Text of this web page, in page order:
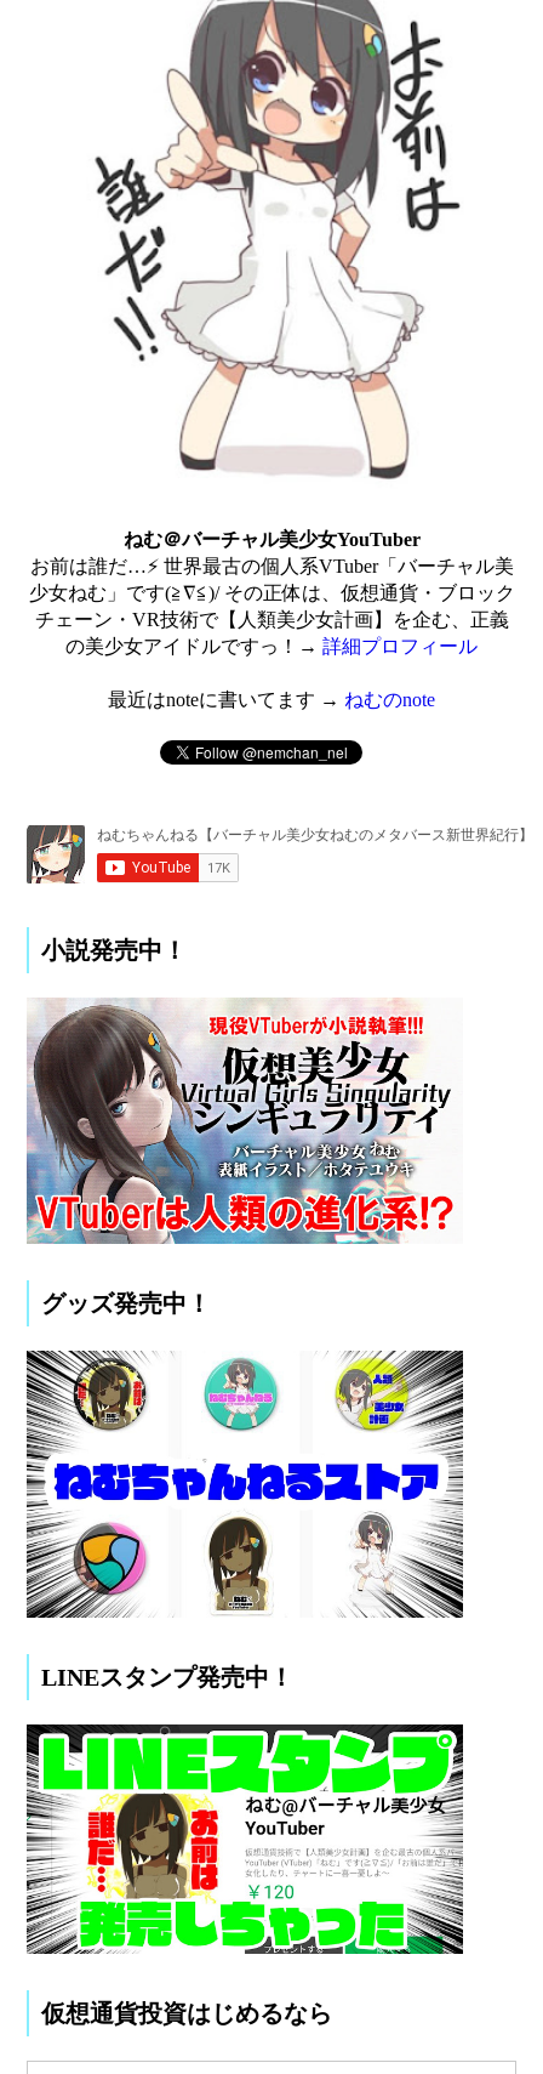
ねむ＠バーチャル美少女YouTuber
お前は誰だ…⚡ 世界最古の個人系VTuber「バーチャル美
少女ねむ」です(≧∇≦)/ その正体は、仮想通貨・ブロック
チェーン・VR技術で【人類美少女計画】を企む、正義
の美少女アイドルですっ！→ 詳細プロフィール
最近はnoteに書いてます → ねむのnote
小説発売中！
グッズ発売中！
LINEスタンプ発売中！
仮想通貨投資はじめるなら